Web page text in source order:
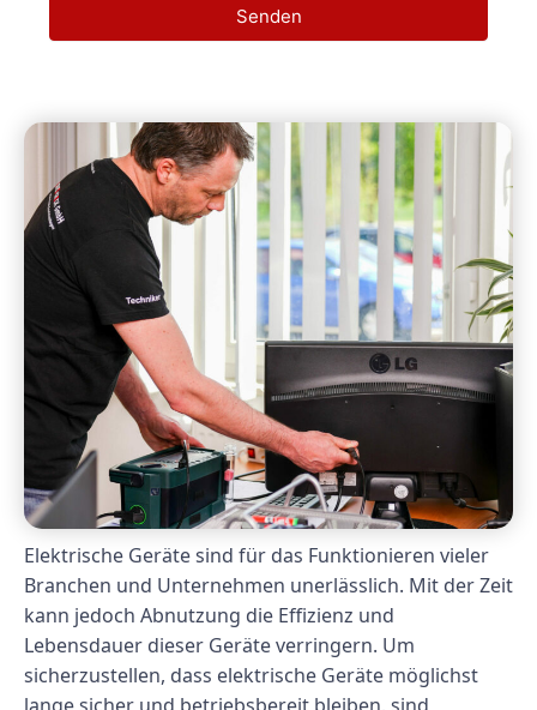
Senden
Elektrische Geräte sind für das Funktionieren vieler
Branchen und Unternehmen unerlässlich. Mit der Zeit
kann jedoch Abnutzung die Effizienz und
Lebensdauer dieser Geräte verringern. Um
sicherzustellen, dass elektrische Geräte möglichst